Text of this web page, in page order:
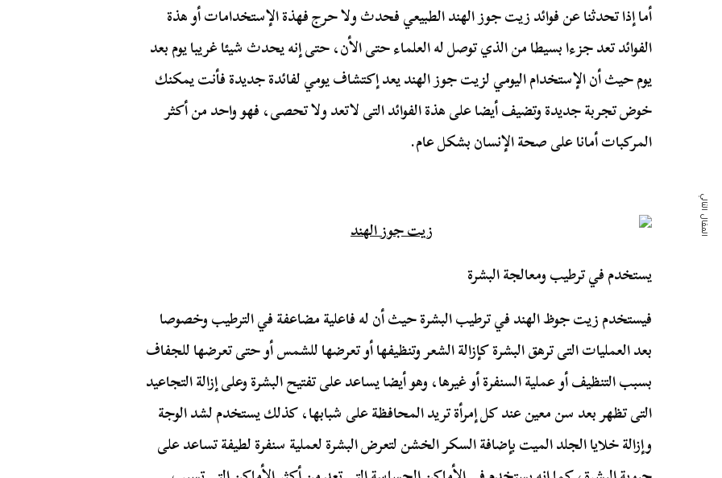
أما إذا تحدثنا عن فوائد زيت جوز الهند الطبيعي فحدث ولا حرج فهذة الإستخدامات أو هذة
الفوائد تعد جزءا بسيطا من الذي توصل له العلماء حتى الأن، حتى إنه يحدث شيئا غريبا يوم بعد
يوم حيث أن الإستخدام اليومي لزيت جوز الهند يعد إكتشاف يومي لفائدة جديدة فأنت يمكنك
خوض تجربة جديدة وتضيف أيضا على هذة الفوائد التى لاتعد ولا تحصى، فهو واحد من أكثر
المركبات أمانا على صحة الإنسان بشكل عام.
يستخدم في ترطيب ومعالجة البشرة
فيستخدم زيت جوظ الهند في ترطيب البشرة حيث أن له فاعلية مضاعفة في الترطيب وخصوصا
بعد العمليات التى ترهق البشرة كإزالة الشعر وتنظيفها أو تعرضها للشمس أو حتى تعرضها للجفاف
بسبب التنظيف أو عملية السنفرة أو غيرها، وهو أيضا يساعد على تفتيح البشرة وعلى إزالة التجاعيد
التى تظهر بعد سن معين عند كل إمرأة تريد المحافظة على شبابها، كذلك يستخدم لشد الوجة
وإزالة خلايا الجلد الميت بإضافة السكر الخشن لتعرض البشرة لعملية سنفرة لطيفة تساعد على
المقال التالي